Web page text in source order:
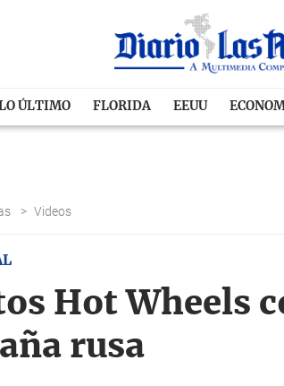
ÚLTIMO FLORIDA EEUU
> Videos
Hot Wheels
rusa